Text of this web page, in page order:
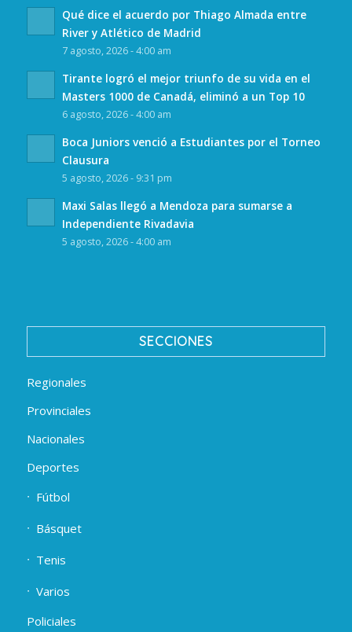
Qué dice el acuerdo por Thiago Almada entre
River y Atlético de Madrid
7 agosto, 2026 - 4:00 am
Tirante logró el mejor triunfo de su vida en el
Masters 1000 de Canadá, eliminó a un Top 10
6 agosto, 2026 - 4:00 am
Boca Juniors venció a Estudiantes por el Torneo
Clausura
5 agosto, 2026 - 9:31 pm
Maxi Salas llegó a Mendoza para sumarse a
Independiente Rivadavia
5 agosto, 2026 - 4:00 am
SECCIONES
Regionales
Provinciales
Nacionales
Deportes
Fútbol
Básquet
Tenis
Varios
Policiales